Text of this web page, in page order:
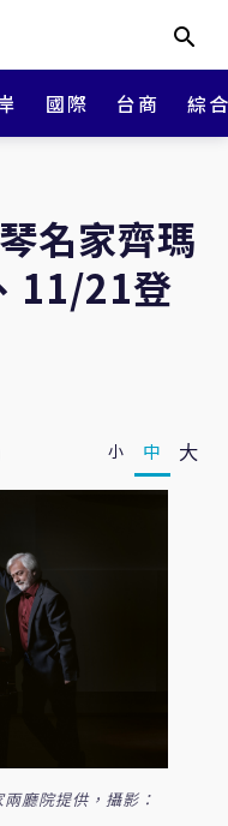
國際 台商 綜
名家齊瑪
11/21登
小 中 大
廳院提供，攝影：